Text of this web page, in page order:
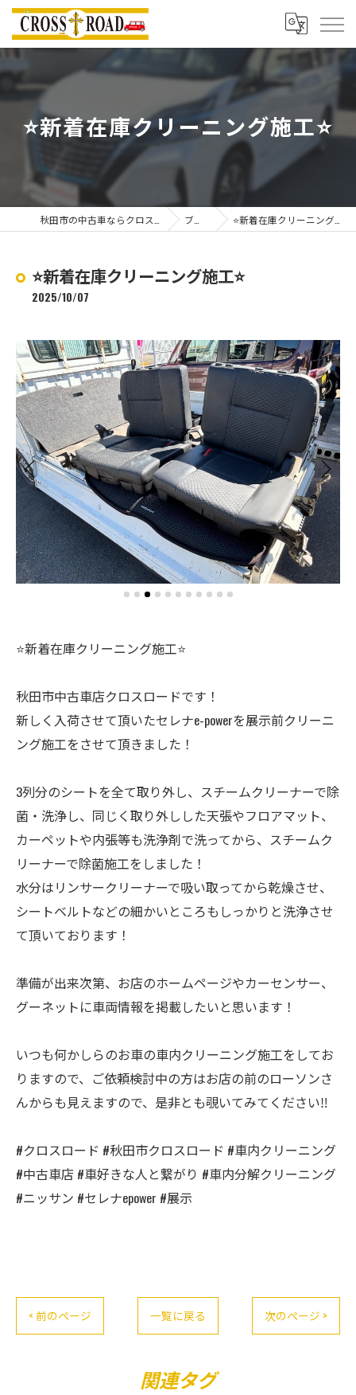
⭐️新着在庫クリーニング施工⭐️
ブログ ⭐️新着在庫クリーニング施工⭐️
⭐️新着在庫クリーニング施工⭐️
2025/10/07
⭐️新着在庫クリーニング施工⭐️
秋田市中古車店クロスロードです！
新しく入荷させて頂いたセレナe-powerを展示前クリーニ
ング施工をさせて頂きました！
3列分のシートを全て取り外し、スチームクリーナーで除
菌・洗浄し、同じく取り外しした天張やフロアマット、
カーペットや内張等も洗浄剤で洗ってから、スチームク
リーナーで除菌施工をしました！
水分はリンサークリーナーで吸い取ってから乾燥させ、
シートベルトなどの細かいところもしっかりと洗浄させ
て頂いております！
準備が出来次第、お店のホームページやカーセンサー、
グーネットに車両情報を掲載したいと思います！
いつも何かしらのお車の車内クリーニング施工をしてお
りますので、ご依頼検討中の方はお店の前のローソンさ
んからも見えますので、是非とも覗いてみてください‼️
#クロスロード #秋田市クロスロード #車内クリーニング
#中古車店 #車好きな人と繋がり #車内分解クリーニング
#ニッサン #セレナepower #展示
< 前のページ 一覧に戻る 次のページ >
関連タグ